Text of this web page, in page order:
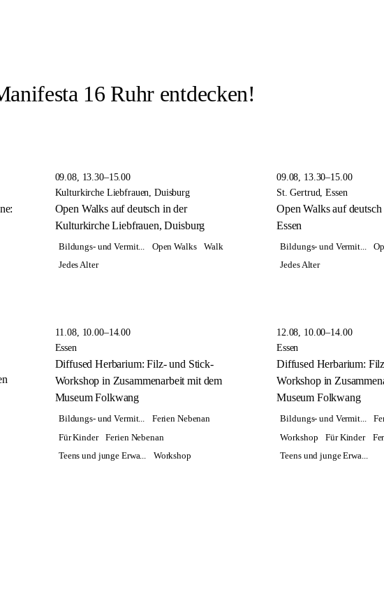
16 Ruhr entdecken!
09.08, 13.30–15.00
Kulturkirche Liebfrauen, Duisburg
Open Walks auf deutsch in der
Kulturkirche Liebfrauen, Duisburg
Bildungs- und Vermit... Open Walks
Walk
Jedes Alter
09.08, 13.30–15.00
St. Gertrud, Essen
Open Walks auf
Essen
Bildungs- und Vermit...
Jedes Alter
11.08, 10.00–14.00
Essen
Diffused Herbarium: Filz- und Stick-
Workshop in Zusammenarbeit mit dem
Museum Folkwang
Bildungs- und Vermit...
Ferien Nebenan
Für Kinder
Ferien Nebenan
Teens und junge Erwa...
Workshop
12.08, 10.00–14.00
Essen
Diffused Herbarium:
Workshop in
Museum Folkwang
Bildungs- und Vermit...
Workshop
Für Kinder
Teens und junge Erwa...